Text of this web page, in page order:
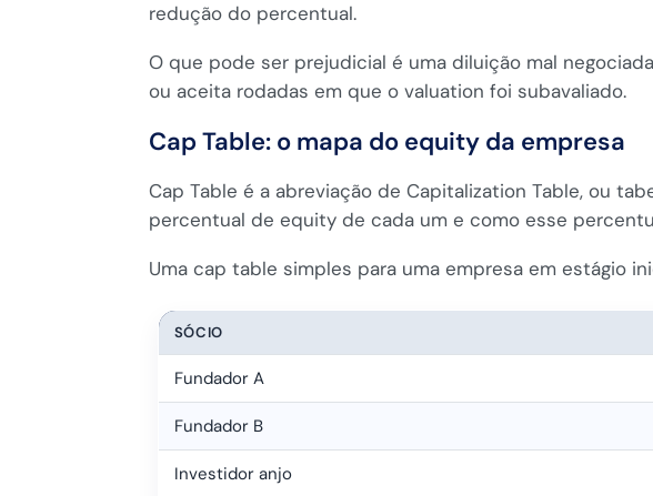
redução do percentual.
O que pode ser prejudicial é uma diluição mal
ou aceita rodadas em que o valuation foi subavaliado.
Cap Table: o mapa do equity da empresa
Cap Table é a abreviação de Capitalization Table, ou
percentual de equity de cada um e como esse
Uma cap table simples para uma empresa em estágio
SÓCIO
Fundador A
Fundador B
Investidor anjo